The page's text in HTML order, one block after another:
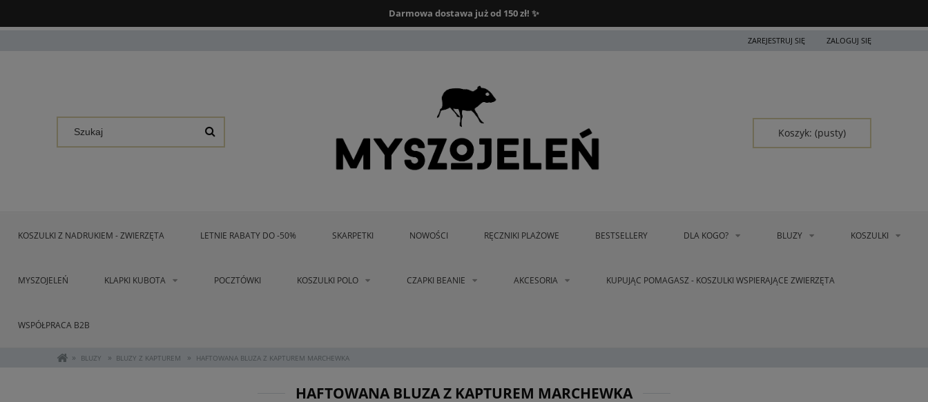
Darmowa dostawa od 150 zł.
Darmowa dostawa już od 150 zł! ✨
ZAREJESTRUJ SIĘ ZALOGUJ SIĘ
Koszyk: (pusty)
KOSZULKI Z NADRUKIEM - ZWIERZĘTA LETNIE RABATY DO -50% SKARPETKI NOWOŚCI RĘCZNIKI PLAŻOWE BESTSELLERY DLA KOGO? BLUZY KOSZULKI
MYSZOJELEŃ KLAPKI KUBOTA POCZTÓWKI KOSZULKI POLO CZAPKI BEANIE AKCESORIA KUPUJĄC POMAGASZ - KOSZULKI WSPIERAJĄCE ZWIERZĘTA
WSPÓŁPRACA B2B
» BLUZY » BLUZY Z KAPTUREM » HAFTOWANA BLUZA Z KAPTUREM MARCHEWKA
HAFTOWANA BLUZA Z KAPTUREM MARCHEWKA